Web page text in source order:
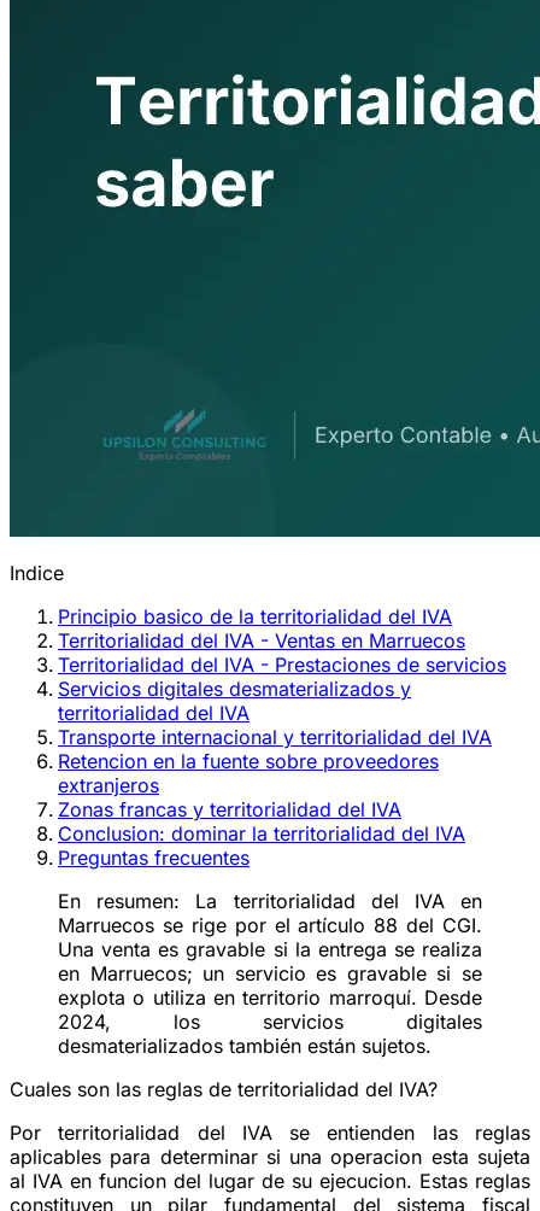
Indice
Principio basico de la territorialidad del IVA
Territorialidad del IVA - Ventas en Marruecos
Territorialidad del IVA - Prestaciones de servicios
Servicios digitales desmaterializados y
territorialidad del IVA
Transporte internacional y territorialidad del IVA
Retencion en la fuente sobre proveedores
extranjeros
Zonas francas y territorialidad del IVA
Conclusion: dominar la territorialidad del IVA
Preguntas frecuentes
En resumen: La territorialidad del IVA en
Marruecos se rige por el artículo 88 del CGI.
Una venta es gravable si la entrega se realiza
en Marruecos; un servicio es gravable si se
explota o utiliza en territorio marroquí. Desde
2024, los servicios digitales
desmaterializados también están sujetos.
Cuales son las reglas de territorialidad del IVA?
Por territorialidad del IVA se entienden las reglas
aplicables para determinar si una operacion esta sujeta
al IVA en funcion del lugar de su ejecucion. Estas reglas
constituyen un pilar fundamental del sistema fiscal